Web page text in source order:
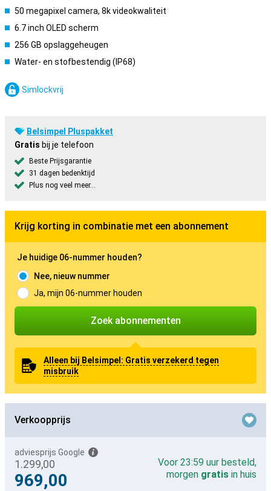
50 megapixel camera, 8k videokwaliteit
6.7 inch OLED scherm
256 GB opslaggeheugen
Water- en stofbestendig (IP68)
Simlockvrij
Belsimpel Pluspakket
Gratis bij je telefoon
Beste Prijsgarantie
31 dagen bedenktijd
Plus nog veel meer...
Krijg korting in combinatie met een abonnement
Je huidige 06-nummer houden?
Nee, nieuw nummer
Ja, mijn 06-nummer houden
Zoek abonnementen
Alleen bij Belsimpel: Gratis verzekerd tegen
misbruik
Verkoopprijs
1.299,00
adviesprijs Google
969,00
Voor 23:59 uur besteld,
morgen gratis in huis